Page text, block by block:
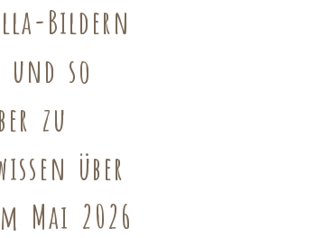
Bildern
so
zu
über
Mai 2026